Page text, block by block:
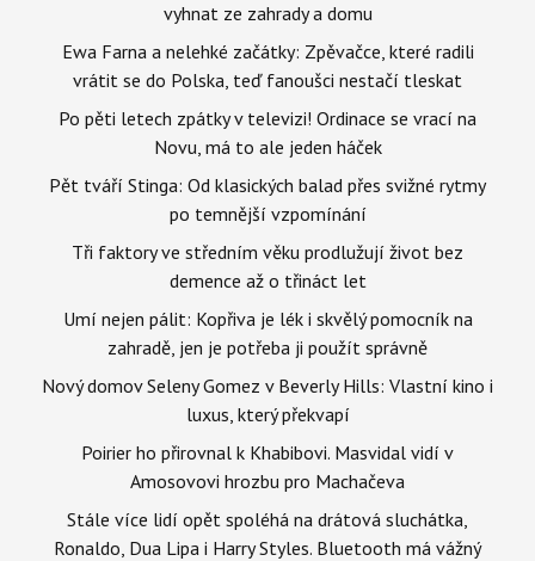
vyhnat ze zahrady a domu
Ewa Farna a nelehké začátky: Zpěvačce, které radili
vrátit se do Polska, teď fanoušci nestačí tleskat
Po pěti letech zpátky v televizi! Ordinace se vrací na
Novu, má to ale jeden háček
Pět tváří Stinga: Od klasických balad přes svižné rytmy
po temnější vzpomínání
Tři faktory ve středním věku prodlužují život bez
demence až o třináct let
Umí nejen pálit: Kopřiva je lék i skvělý pomocník na
zahradě, jen je potřeba ji použít správně
Nový domov Seleny Gomez v Beverly Hills: Vlastní kino i
luxus, který překvapí
Poirier ho přirovnal k Khabibovi. Masvidal vidí v
Amosovovi hrozbu pro Machačeva
Stále více lidí opět spoléhá na drátová sluchátka,
Ronaldo, Dua Lipa i Harry Styles. Bluetooth má vážný